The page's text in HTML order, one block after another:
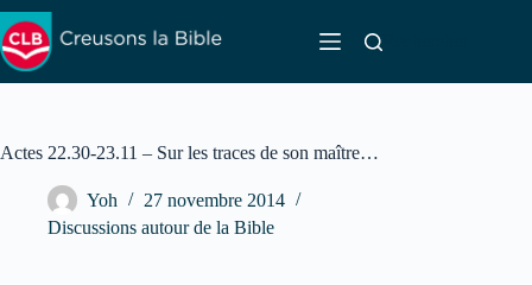
Passer
au
contenu
Actes 22.30-23.11 – Sur les traces de son maître…
Yoh
27 novembre 2014
Discussions autour de la Bible